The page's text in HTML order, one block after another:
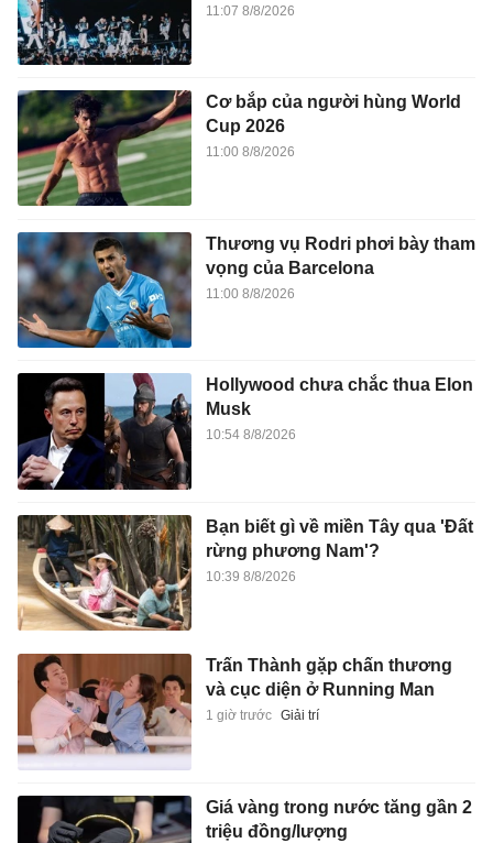
11:07 8/8/2026
Cơ bắp của người hùng World
Cup 2026
11:00 8/8/2026
Thương vụ Rodri phơi bày tham
vọng của Barcelona
11:00 8/8/2026
Hollywood chưa chắc thua Elon
Musk
10:54 8/8/2026
Bạn biết gì về miền Tây qua 'Đất
rừng phương Nam'?
10:39 8/8/2026
Trấn Thành gặp chấn thương
và cục diện ở Running Man
1 giờ trước Giải trí
Giá vàng trong nước tăng gần 2
triệu đồng/lượng